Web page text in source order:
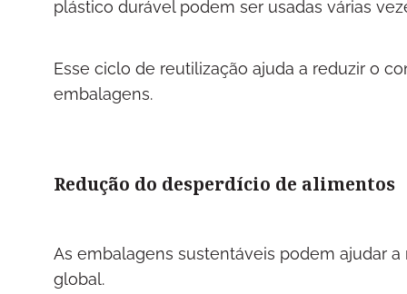
plástico durável podem ser usadas várias
Esse ciclo de reutilização ajuda a reduzir o
embalagens.
Redução do desperdício de alimentos
As embalagens sustentáveis podem ajudar
global.